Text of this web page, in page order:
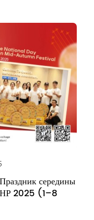
середины
2025 (1–8